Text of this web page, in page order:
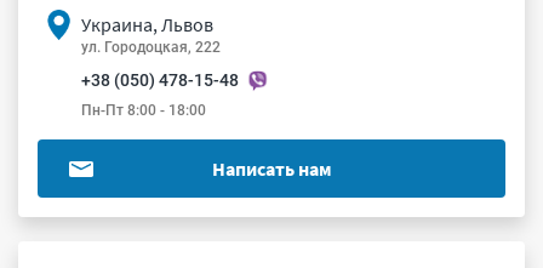
Украина, Львов
ул. Городоцкая, 222
+38 (050) 478-15-48
Пн-Пт 8:00 - 18:00
Написать нам